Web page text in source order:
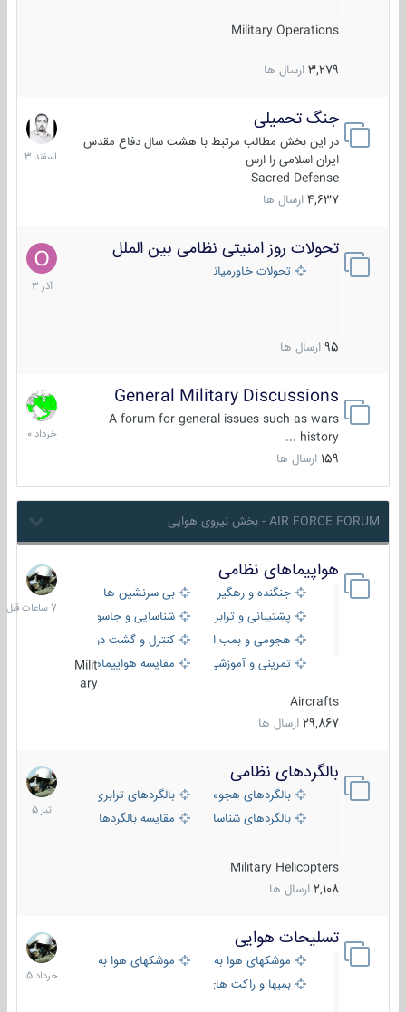
Military Operations
3,279 ارسال ها
جنگ تحمیلی
در این بخش مطالب مرتبط با هشت سال دفاع مقدس
ایران اسلامی را ارس
Sacred Defense
4,637 ارسال ها
20
اسفند
1403
تحولات روز امنیتی نظامی بین الملل
تحولات خاورمیانه
95 ارسال ها
21
آذر
1403
General Military Discussions
A forum for general issues such as wars
history ...
159 ارسال ها
10
خرداد
1400
AIR FORCE FORUM - بخش نیروی هوایی
هواپیماهای نظامی
جنگنده و رهگیر
بی سرنشین ها
پشتیبانی و ترابری
شناسایی و جاسوسی
هجومی و بمب افکن
کنترل و گشت دریایی
تمرینی و آموزشی
مقایسه هواپیماهاMilit
ary
Aircrafts
29,867 ارسال ها
7
ساعات
قبل
بالگردهای نظامی
بالگردهای هجومی
بالگردهای ترابری
بالگردهای شناسایی
مقایسه بالگردها
Military Helicopters
2,108 ارسال ها
22
تیر
1405
تسلیحات هوایی
موشکهای هوا به هوا
موشکهای هوا به سطح
بمبها و راکت های هوایی
30
خرداد
1405